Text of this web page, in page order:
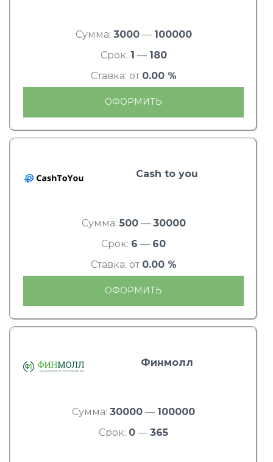
Сумма: 3000— 100000
Срок: 1 — 180
Ставка: от 0.00 %
ОФОРМИТЬ
Cash to you
Сумма: 500— 30000
Срок: 6 — 60
Ставка: от 0.00 %
ОФОРМИТЬ
Финмолл
Сумма: 30000 — 100000
Срок: 0 — 365